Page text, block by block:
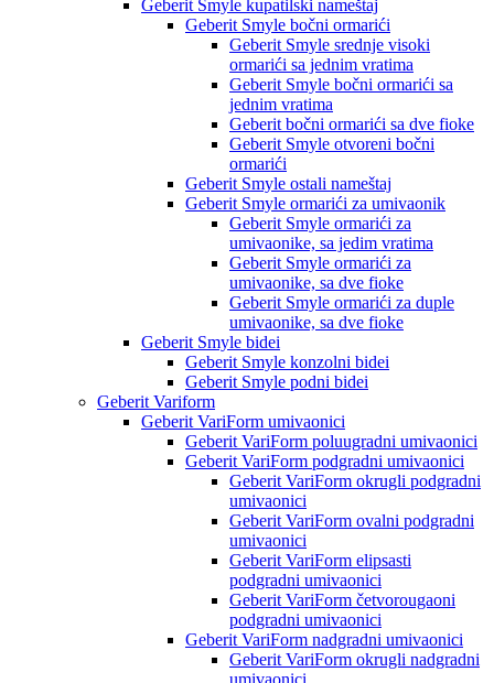
Geberit Smyle kupatilski nameštaj
Geberit Smyle bočni ormarići
Geberit Smyle srednje visoki
ormarići sa jednim vratima
Geberit Smyle bočni ormarići sa
jednim vratima
Geberit bočni ormarići sa dve fioke
Geberit Smyle otvoreni bočni
ormarići
Geberit Smyle ostali nameštaj
Geberit Smyle ormarići za umivaonik
Geberit Smyle ormarići za
umivaonike, sa jedim vratima
Geberit Smyle ormarići za
umivaonike, sa dve fioke
Geberit Smyle ormarići za duple
umivaonike, sa dve fioke
Geberit Smyle bidei
Geberit Smyle konzolni bidei
Geberit Smyle podni bidei
Geberit Variform
Geberit VariForm umivaonici
Geberit VariForm poluugradni umivaonici
Geberit VariForm podgradni umivaonici
Geberit VariForm okrugli podgradni
umivaonici
Geberit VariForm ovalni podgradni
umivaonici
Geberit VariForm elipsasti
podgradni umivaonici
Geberit VariForm četvorougaoni
podgradni umivaonici
Geberit VariForm nadgradni umivaonici
Geberit VariForm okrugli nadgradni